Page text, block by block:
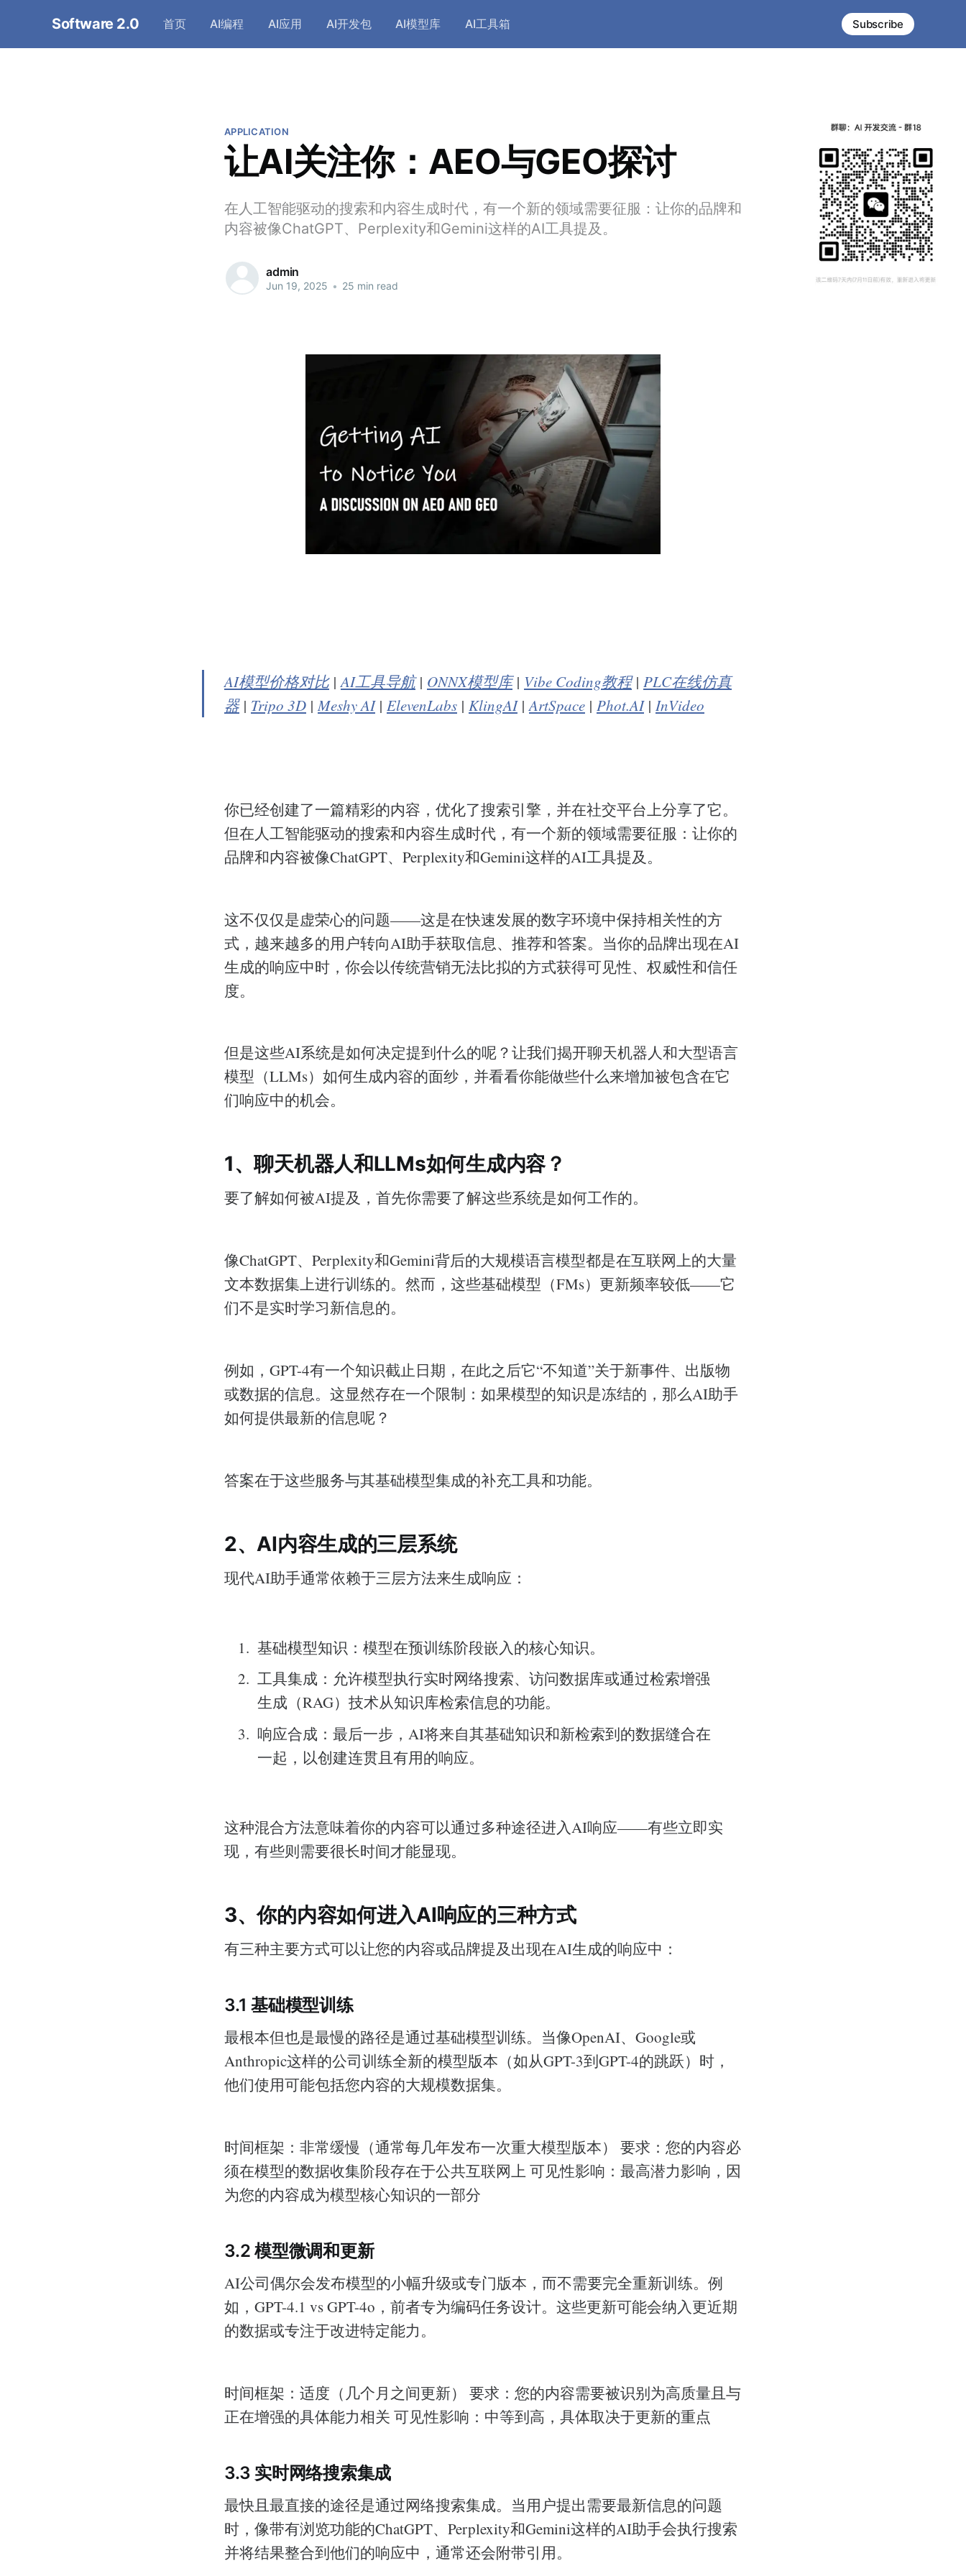
Software 2.0 首页 AI编程 AI应用 AI开发包 AI模型库 AI工具箱 Subscribe
APPLICATION
让AI关注你：AEO与GEO探讨
在人工智能驱动的搜索和内容生成时代，有一个新的领域需要征服：让你的品牌和
内容被像ChatGPT、Perplexity和Gemini这样的AI工具提及。
admin
Jun 19, 2025 • 25 min read
AI模型价格对比|AI工具导航| ONNX模型库| Vibe Coding教程| PLC在线仿真
器| Tripo 3D |Meshy AI| ElevenLabs | KlingAI|ArtSpace | Phot.AI| InVideo
你已经创建了一篇精彩的内容，优化了搜索引擎，并在社交平台上分享了它。
但在人工智能驱动的搜索和内容生成时代，有一个新的领域需要征服：让你的
品牌和内容被像ChatGPT、Perplexity和Gemini这样的AI工具提及。
这不仅仅是虚荣心的问题——这是在快速发展的数字环境中保持相关性的方
式，越来越多的用户转向AI助手获取信息、推荐和答案。当你的品牌出现在AI
生成的响应中时，你会以传统营销无法比拟的方式获得可见性、权威性和信任
度。
但是这些AI系统是如何决定提到什么的呢？让我们揭开聊天机器人和大型语言
模型（LLMs）如何生成内容的面纱，并看看你能做些什么来增加被包含在它
们响应中的机会。
1、聊天机器人和LLMs如何生成内容？
要了解如何被AI提及，首先你需要了解这些系统是如何工作的。
像ChatGPT、Perplexity和Gemini背后的大规模语言模型都是在互联网上的大量
文本数据集上进行训练的。然而，这些基础模型（FMs）更新频率较低——它
们不是实时学习新信息的。
例如，GPT-4有一个知识截止日期，在此之后它“不知道”关于新事件、出版物
或数据的信息。这显然存在一个限制：如果模型的知识是冻结的，那么AI助手
如何提供最新的信息呢？
答案在于这些服务与其基础模型集成的补充工具和功能。
2、AI内容生成的三层系统
现代AI助手通常依赖于三层方法来生成响应：
基础模型知识：模型在预训练阶段嵌入的核心知识。
工具集成：允许模型执行实时网络搜索、访问数据库或通过检索增强
生成（RAG）技术从知识库检索信息的功能。
响应合成：最后一步，AI将来自其基础知识和新检索到的数据缝合在
一起，以创建连贯且有用的响应。
这种混合方法意味着你的内容可以通过多种途径进入AI响应——有些立即实
现，有些则需要很长时间才能显现。
3、你的内容如何进入AI响应的三种方式
有三种主要方式可以让您的内容或品牌提及出现在AI生成的响应中：
3.1 基础模型训练
最根本但也是最慢的路径是通过基础模型训练。当像OpenAI、Google或
Anthropic这样的公司训练全新的模型版本（如从GPT-3到GPT-4的跳跃）时，
他们使用可能包括您内容的大规模数据集。
时间框架：非常缓慢（通常每几年发布一次重大模型版本） 要求：您的内容必
须在模型的数据收集阶段存在于公共互联网上 可见性影响：最高潜力影响，因
为您的内容成为模型核心知识的一部分
3.2 模型微调和更新
AI公司偶尔会发布模型的小幅升级或专门版本，而不需要完全重新训练。例
如，GPT-4.1 vs GPT-4o，前者专为编码任务设计。这些更新可能会纳入更近期
的数据或专注于改进特定能力。
时间框架：适度（几个月之间更新） 要求：您的内容需要被识别为高质量且与
正在增强的具体能力相关 可见性影响：中等到高，具体取决于更新的重点
3.3 实时网络搜索集成
最快且最直接的途径是通过网络搜索集成。当用户提出需要最新信息的问题
时，像带有浏览功能的ChatGPT、Perplexity和Gemini这样的AI助手会执行搜索
并将结果整合到他们的响应中，通常还会附带引用。